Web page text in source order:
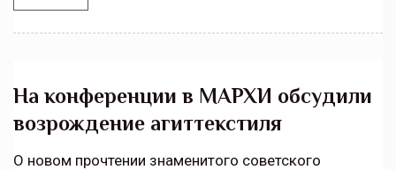
На конференции в МАРХИ обсудили
возрождение агиттекстиля
О новом прочтении знаменитого советского